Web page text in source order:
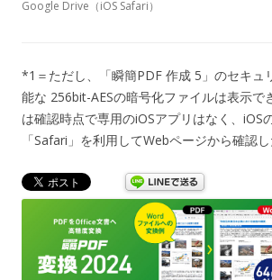
Google Drive（iOS Safari）
*1＝ただし、「瞬簡PDF 作成 5」のセキュ
能な 256bit-AESの暗号化ファイルは表示で
は確認時点で専用のiOSアプリはなく、iOS
「Safari」を利用してWebページから確認し